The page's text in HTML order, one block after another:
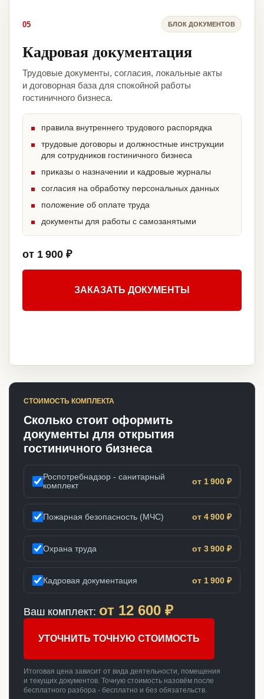
05 БЛОК ДОКУМЕНТОВ
Кадровая документация
Трудовые документы, согласия, локальные акты
и договорная база для спокойной работы
гостиничного бизнеса.
правила внутреннего трудового распорядка
трудовые договоры и должностные инструкции
для сотрудников гостиничного бизнеса
приказы о назначении и кадровые журналы
согласия на обработку персональных данных
положение об оплате труда
документы для работы с самозанятыми
от 1 900 ₽
ЗАКАЗАТЬ ДОКУМЕНТЫ
СТОИМОСТЬ КОМПЛЕКТА
Сколько стоит оформить
документы для открытия
гостиничного бизнеса
Роспотребнадзор - санитарный
комплект
от 1 900 ₽
Пожарная безопасность (МЧС) от 4 900 ₽
Охрана труда от 3 900 ₽
Кадровая документация от 1 900 ₽
Ваш комплект: от 12 600 ₽
УТОЧНИТЬ ТОЧНУЮ СТОИМОСТЬ
Итоговая цена зависит от вида деятельности, помещения
и текущих документов. Точную стоимость назовём после
бесплатного разбора - бесплатно и без обязательств.